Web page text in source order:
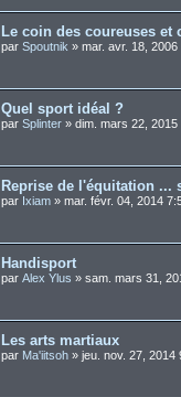
Le coin des coureuses
par Spoutnik » mar. avr. 18, 2006
Quel sport idéal ?
par Splinter » dim. mars 22, 2015
Reprise de l'équitation ...
par Ixiam » mar. févr. 04, 2014
Handisport
par Alex Ylus » sam. mars 31,
Les arts martiaux
par Ma'iitsoh » jeu. nov. 27, 2014